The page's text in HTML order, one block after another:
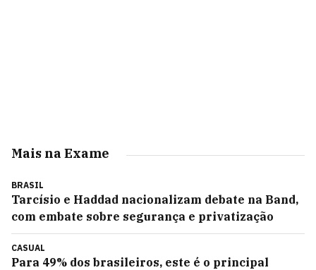
Mais na Exame
BRASIL
Tarcísio e Haddad nacionalizam debate na Band,
com embate sobre segurança e privatização
CASUAL
Para 49% dos brasileiros, este é o principal